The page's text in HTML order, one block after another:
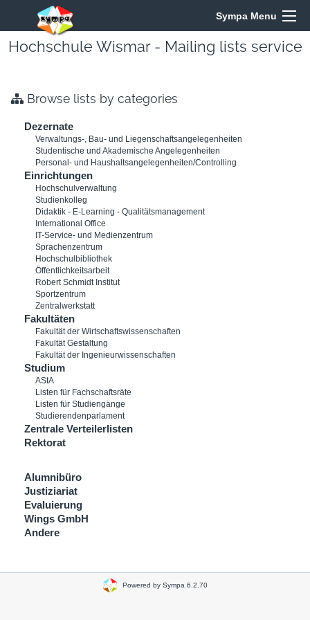
Sympa Menu
Hochschule Wismar - Mailing lists service
Browse lists by categories
Dezernate
Verwaltungs-, Bau- und Liegenschaftsangelegenheiten
Studentische und Akademische Angelegenheiten
Personal- und Haushaltsangelegenheiten/Controlling
Einrichtungen
Hochschulverwaltung
Studienkolleg
Didaktik - E-Learning - Qualitätsmanagement
International Office
IT-Service- und Medienzentrum
Sprachenzentrum
Hochschulbibliothek
Öffentlichkeitsarbeit
Robert Schmidt Institut
Sportzentrum
Zentralwerkstatt
Fakultäten
Fakultät der Wirtschaftswissenschaften
Fakultät Gestaltung
Fakultät der Ingenieurwissenschaften
Studium
AStA
Listen für Fachschaftsräte
Listen für Studiengänge
Studierendenparlament
Zentrale Verteilerlisten
Rektorat
Alumnibüro
Justiziariat
Evaluierung
Wings GmbH
Andere
Powered by Sympa 6.2.70